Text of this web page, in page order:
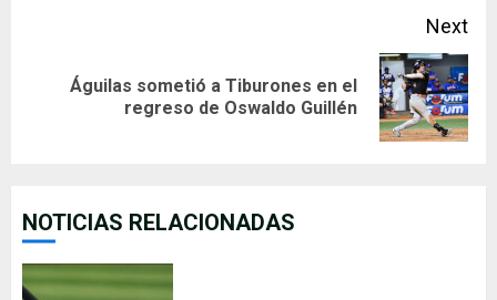
Next
NextÁguilas sometió a Tiburones en el
regreso de Oswaldo Guillén
NOTICIAS RELACIONADAS